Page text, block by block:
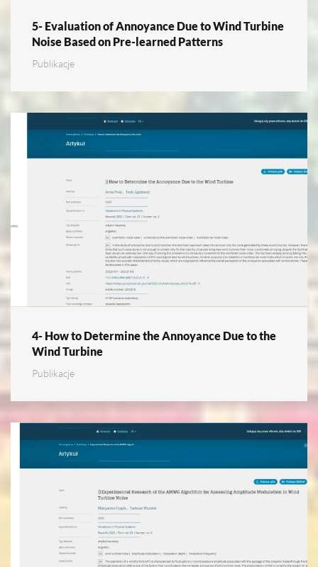
5- Evaluation of Annoyance Due to Wind Turbine
Noise Based on Pre-learned Patterns
Publikacje
4- How to Determine the Annoyance Due to the
Wind Turbine
Publikacje